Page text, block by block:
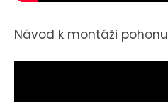
Návod k montáži pohonu